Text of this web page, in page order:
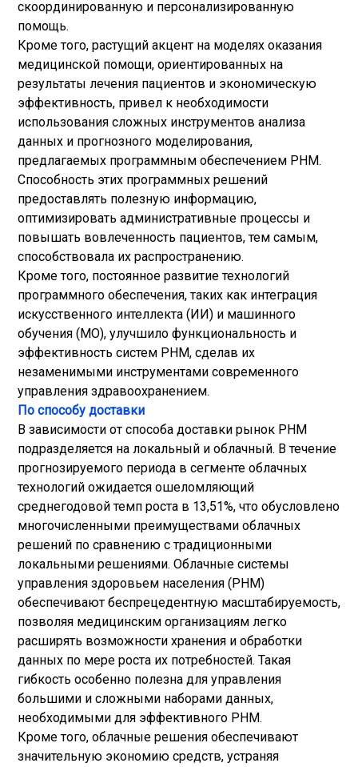
скоординированную и персонализированную
помощь.
Кроме того, растущий акцент на моделях оказания
медицинской помощи, ориентированных на
результаты лечения пациентов и экономическую
эффективность, привел к необходимости
использования сложных инструментов анализа
данных и прогнозного моделирования,
предлагаемых программным обеспечением PHM.
Способность этих программных решений
предоставлять полезную информацию,
оптимизировать административные процессы и
повышать вовлеченность пациентов, тем самым,
способствовала их распространению.
Кроме того, постоянное развитие технологий
программного обеспечения, таких как интеграция
искусственного интеллекта (ИИ) и машинного
обучения (МО), улучшило функциональность и
эффективность систем PHM, сделав их
незаменимыми инструментами современного
управления здравоохранением.
По способу доставки
В зависимости от способа доставки рынок PHM
подразделяется на локальный и облачный. В течение
прогнозируемого периода в сегменте облачных
технологий ожидается ошеломляющий
среднегодовой темп роста в 13,51%, что обусловлено
многочисленными преимуществами облачных
решений по сравнению с традиционными
локальными решениями. Облачные системы
управления здоровьем населения (PHM)
обеспечивают беспрецедентную масштабируемость,
позволяя медицинским организациям легко
расширять возможности хранения и обработки
данных по мере роста их потребностей. Такая
гибкость особенно полезна для управления
большими и сложными наборами данных,
необходимыми для эффективного PHM.
Кроме того, облачные решения обеспечивают
значительную экономию средств, устраняя